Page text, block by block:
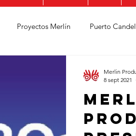
Proyectos Merlín Puerto
Merlin
8 sept 2021